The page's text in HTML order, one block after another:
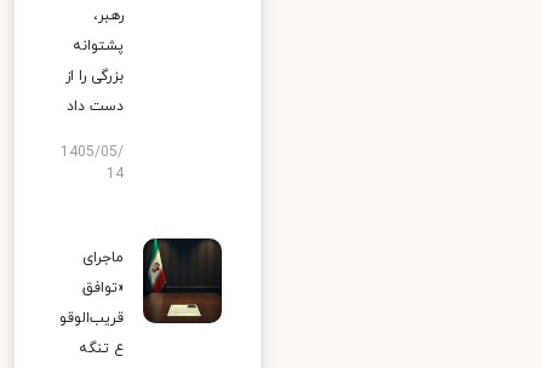
رهبر،
پشتوانه
بزرگی را از
دست داد
1405/05/
14
ماجرای
«توافق
قریب‌الوقو
ع تنگه